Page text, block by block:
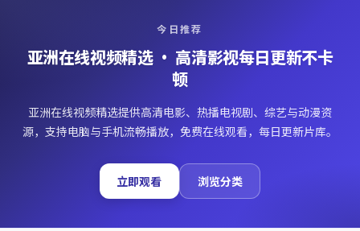
今日推荐
亚洲在线视频精选· 高清影视每日更新不卡
顿
亚洲在线视频精选提供高清电影、热播电视剧、综艺与动漫资
源，支持电脑与手机流畅播放，免费在线观看，每日更新片库。
立即观看 浏览分类